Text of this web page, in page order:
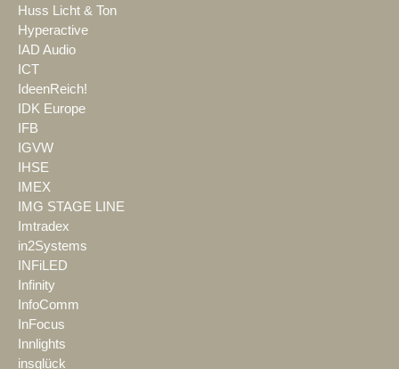
Huss Licht & Ton
Hyperactive
IAD Audio
ICT
IdeenReich!
IDK Europe
IFB
IGVW
IHSE
IMEX
IMG STAGE LINE
Imtradex
in2Systems
INFiLED
Infinity
InfoComm
InFocus
Innlights
insglück